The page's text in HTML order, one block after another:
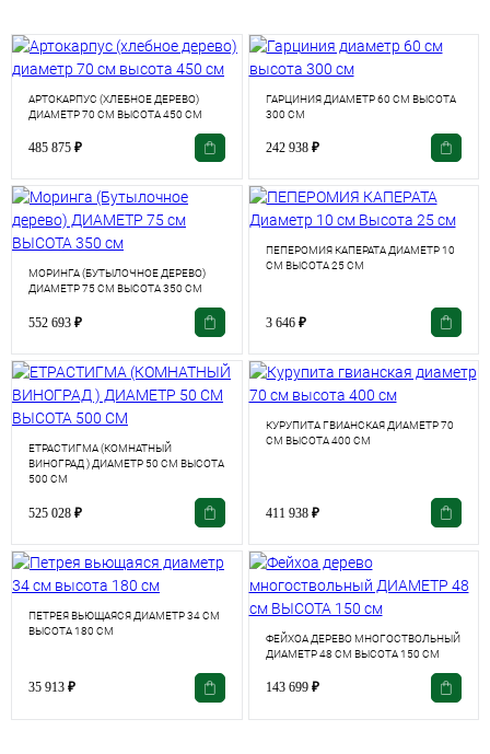
АРТОКАРПУС (ХЛЕБНОЕ ДЕРЕВО)
ДИАМЕТР 70 СМ ВЫСОТА 450 СМ
485 875 ₽
ГАРЦИНИЯ ДИАМЕТР 60 СМ ВЫСОТА
300 СМ
242 938 ₽
МОРИНГА (БУТЫЛОЧНОЕ ДЕРЕВО)
ДИАМЕТР 75 СМ ВЫСОТА 350 СМ
552 693 ₽
ПЕПЕРОМИЯ КАПЕРАТА ДИАМЕТР 10
СМ ВЫСОТА 25 СМ
3 646 ₽
ЕТРАСТИГМА (КОМНАТНЫЙ
ВИНОГРАД ) ДИАМЕТР 50 СМ ВЫСОТА
500 СМ
525 028 ₽
КУРУПИТА ГВИАНСКАЯ ДИАМЕТР 70
СМ ВЫСОТА 400 СМ
411 938 ₽
ПЕТРЕЯ ВЬЮЩАЯСЯ ДИАМЕТР 34 СМ
ВЫСОТА 180 СМ
35 913 ₽
ФЕЙХОА ДЕРЕВО МНОГОСТВОЛЬНЫЙ
ДИАМЕТР 48 СМ ВЫСОТА 150 СМ
143 699 ₽